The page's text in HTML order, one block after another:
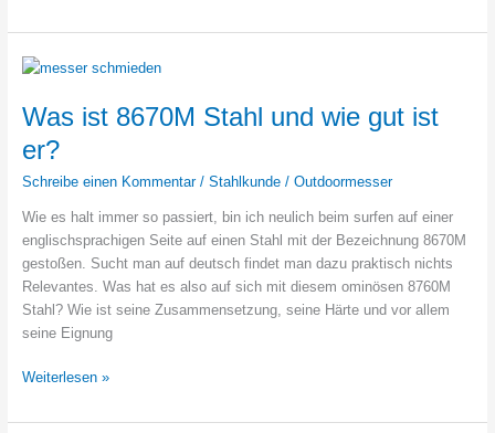
wie
gut
A2
Stahl?
Was ist 8670M Stahl und wie gut ist
er?
Schreibe einen Kommentar / Stahlkunde/ Outdoormesser
Wie es halt immer so passiert, bin ich neulich beim surfen auf einer
englischsprachigen Seite auf einen Stahl mit der Bezeichnung 8670M
gestoßen. Sucht man auf deutsch findet man dazu praktisch nichts
Relevantes. Was hat es also auf sich mit diesem ominösen 8760M
Stahl? Wie ist seine Zusammensetzung, seine Härte und vor allem
seine Eignung
Was
8670M
Weiterlesen »